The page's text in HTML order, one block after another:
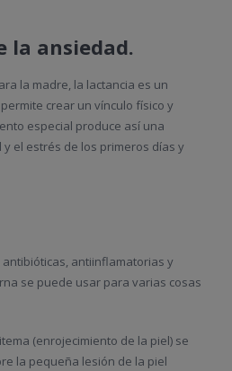
la ansiedad.
la madre, la lactancia es un
crear un vínculo físico y
especial produce así una
el estrés de los primeros días y
antiinflamatorias y
se puede usar para varias cosas
(enrojecimiento de la piel) se
la pequeña lesión de la piel